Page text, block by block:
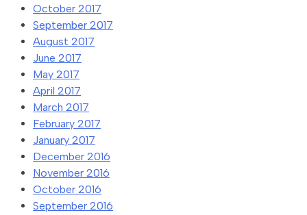
October 2017
September 2017
August 2017
June 2017
May 2017
April 2017
March 2017
February 2017
January 2017
December 2016
November 2016
October 2016
September 2016